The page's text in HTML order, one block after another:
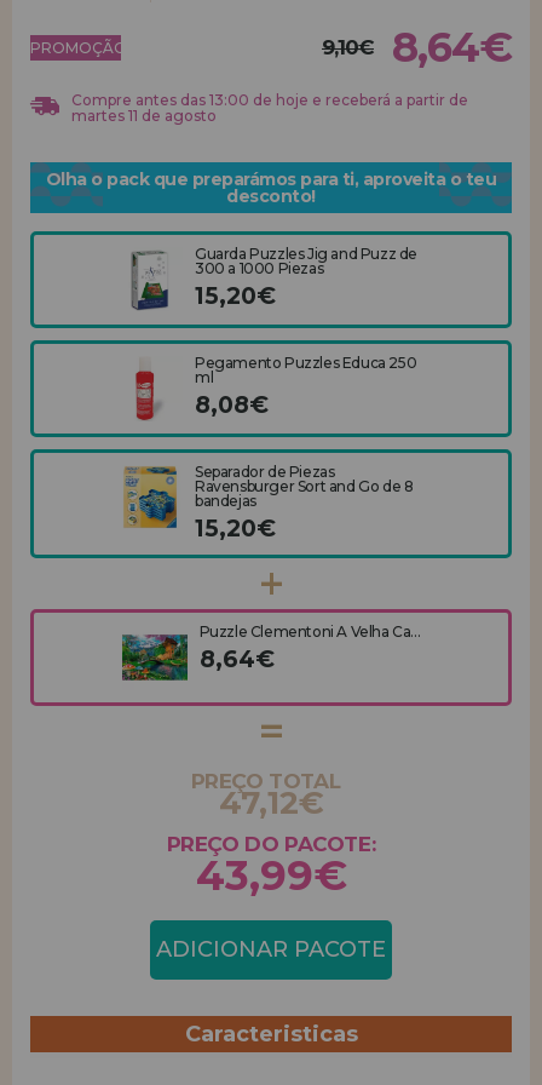
REGISTRO DE REVENDEDOR
PROMOÇÃO! 9,10€ 8,64€
Compre antes das 13:00 de hoje e receberá a partir de
martes 11 de agosto
Olha o pack que preparámos para ti, aproveita o teu
desconto!
Guarda Puzzles Jig and Puzz de
300 a 1000 Piezas
15,20€
Pegamento Puzzles Educa 250
ml
8,08€
Separador de Piezas
Ravensburger Sort and Go de 8
bandejas
15,20€
Puzzle Clementoni A Velha Ca...
8,64€
PREÇO TOTAL
47,12€
PREÇO DO PACOTE:
43,99€
ADICIONAR PACOTE
Caracteristicas